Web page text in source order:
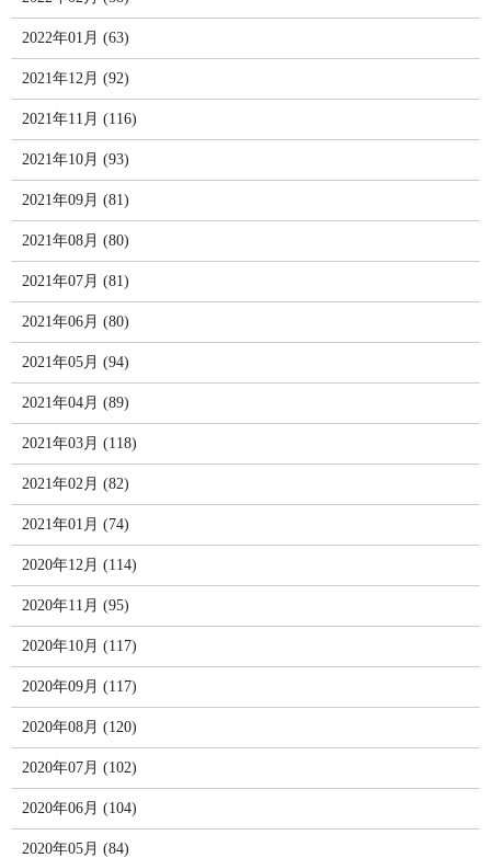
2022年01月 (63)
2021年12月 (92)
2021年11月 (116)
2021年10月 (93)
2021年09月 (81)
2021年08月 (80)
2021年07月 (81)
2021年06月 (80)
2021年05月 (94)
2021年04月 (89)
2021年03月 (118)
2021年02月 (82)
2021年01月 (74)
2020年12月 (114)
2020年11月 (95)
2020年10月 (117)
2020年09月 (117)
2020年08月 (120)
2020年07月 (102)
2020年06月 (104)
2020年05月 (84)